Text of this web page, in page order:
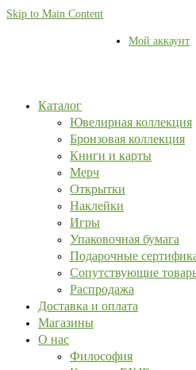
Skip to Main Content
Мой аккаунт
Каталог
Ювелирная коллекция
Бронзовая коллекция
Книги и карты
Мерч
Открытки
Наклейки
Игры
Упаковочная бумага
Подарочные
Сопутствующие
Распродажа
Доставка и оплата
Магазины
О нас
Философия